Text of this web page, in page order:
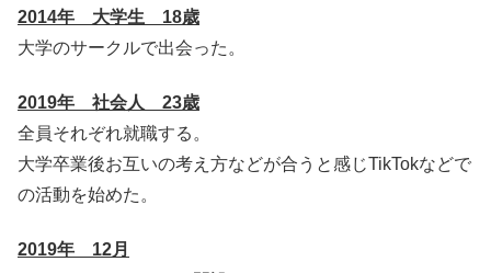
2014年 大学生 18歳
大学のサークルで出会った。
2019年 社会人 23歳
全員それぞれ就職する。
大学卒業後お互いの考え方などが合うと感じTikTokなどで
の活動を始めた。
2019年 12月